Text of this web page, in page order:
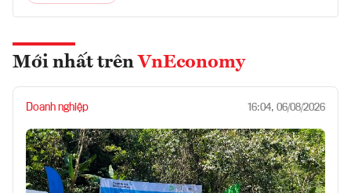
Mới nhất trên VnEconomy
Doanh nghiệp 16:04, 06/08/2026